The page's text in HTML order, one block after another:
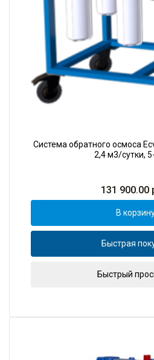
Система обратного осмоса
2,4 м3/сутки,
131 900.00
В
Быстрая
Быстрый